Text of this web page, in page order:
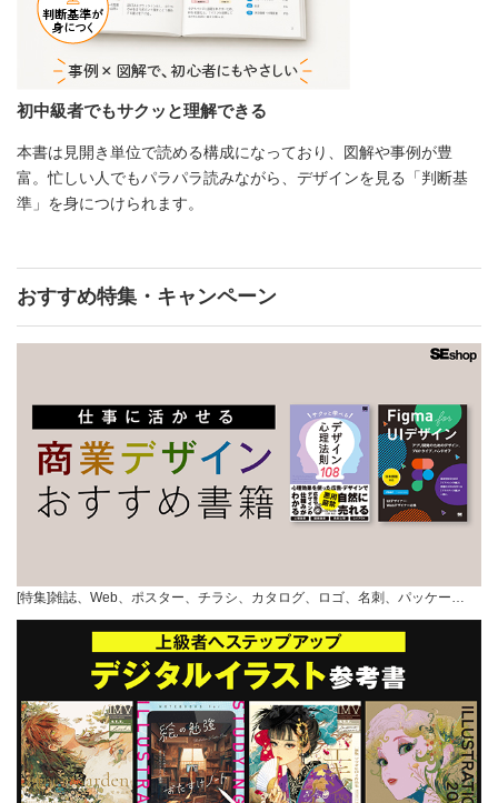
初中級者でもサクッと理解できる
本書は見開き単位で読める構成になっており、図解や事例が豊
富。忙しい人でもパラパラ読みながら、デザインを見る「判断基
準」を身につけられます。
おすすめ特集・キャンペーン
[特集]雑誌、Web、ポスター、チラシ、カタログ、ロゴ、名刺、パッケー…